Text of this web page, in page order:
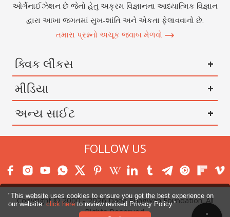
"This website uses cookies to ensure you get the best experience on
our website.click hereto review revised Privacy Policy." Menu
ઓર્ગેનાઈઝેશન છે જેનો હેતુ અક્રમ વિજ્ઞાનના આધ્યાત્મિક વિજ્ઞાન
દ્વારા આખા જગતમાં સુખ-શાંતિ અને એકતા ફેલાવવાનો છે.
તમારા પ્રશ્નનો અચૂક જવાબ મેળવો
ક્વિક લીંકસ
મીડિયા
અન્ય સાઈટ
FOLLOW US
Copyright © 2000 -2026Dada Bhagwan Foundation. All
Rights Reserved.